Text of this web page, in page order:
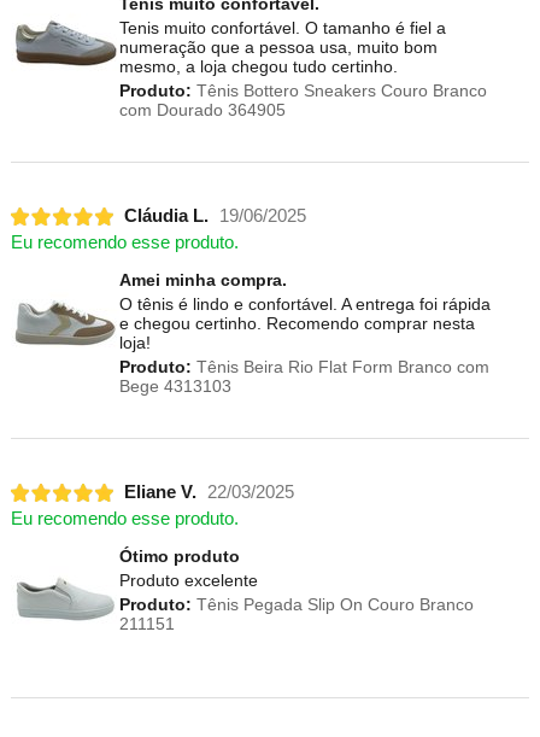
Tenis muito confortável. O tamanho é fiel a
numeração que a pessoa usa, muito bom
mesmo, a loja chegou tudo certinho.
Produto: Tênis Bottero Sneakers Couro Branco
com Dourado 364905
Cláudia L.
19/06/2025
Eu recomendo esse produto.
Amei minha compra.
O tênis é lindo e confortável. A entrega foi rápida
e chegou certinho. Recomendo comprar nesta
loja!
Produto: Tênis Beira Rio Flat Form Branco com
Bege 4313103
Eliane V. 22/03/2025
Eu recomendo esse produto.
Ótimo produto
Produto excelente
Produto: Tênis Pegada Slip On Couro Branco
211151